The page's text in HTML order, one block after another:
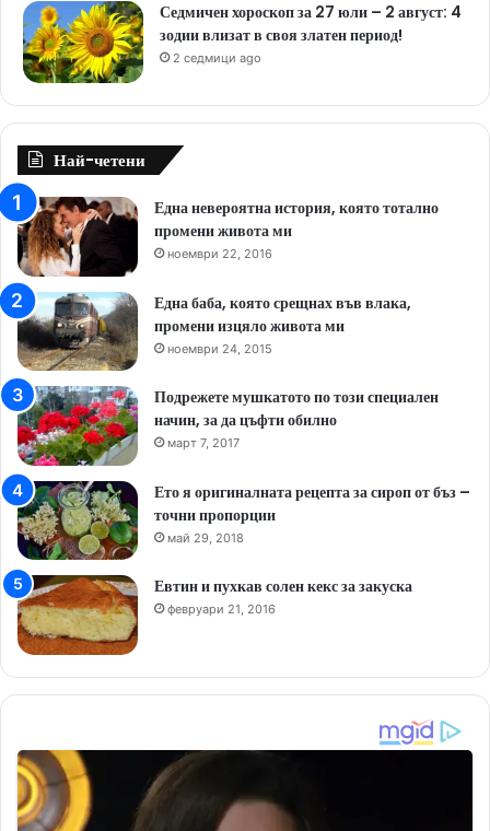
Седмичен хороскоп за 27 юли – 2 август: 4
зодии влизат в своя златен период!
2 седмици ago
Най-четени
Една невероятна история, която тотално
промени живота ми
ноември 22, 2016
Една баба, която срещнах във влака,
промени изцяло живота ми
ноември 24, 2015
Подрежете мушкатото по този специален
начин, за да цъфти обилно
март 7, 2017
Ето я оригиналната рецепта за сироп от бъз –
точни пропорции
май 29, 2018
Евтин и пухкав солен кекс за закуска
февруари 21, 2016